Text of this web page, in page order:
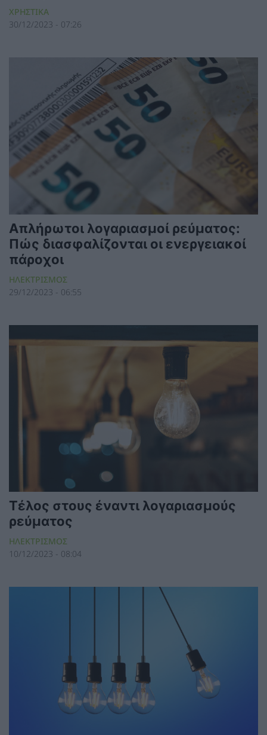
ΧΡΗΣΤΙΚΑ
30/12/2023 - 07:26
Απλήρωτοι λογαριασμοί ρεύματος:
Πώς διασφαλίζονται οι ενεργειακοί
πάροχοι
ΗΛΕΚΤΡΙΣΜΟΣ
29/12/2023 - 06:55
Τέλος στους έναντι λογαριασμούς
ρεύματος
ΗΛΕΚΤΡΙΣΜΟΣ
10/12/2023 - 08:04